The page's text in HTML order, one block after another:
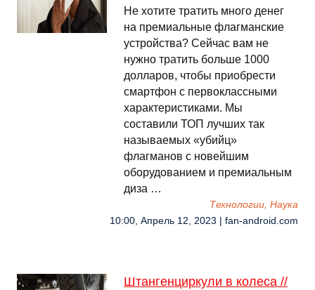
Не хотите тратить много денег
на премиальные флагманские
устройства? Сейчас вам не
нужно тратить больше 1000
долларов, чтобы приобрести
смартфон с первоклассными
характеристиками. Мы
составили ТОП лучших так
называемых «убийц»
флагманов с новейшим
оборудованием и премиальным
диза …
Технологии, Наука
10:00, Апрель 12, 2023 | fan-android.com
Штангенциркули в колеса //